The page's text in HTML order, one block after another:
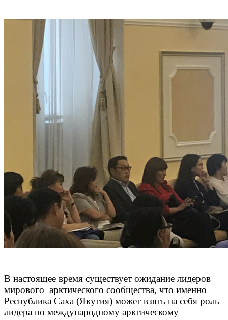
В настоящее время существует ожидание лидеров
мирового арктического сообщества, что именно
Республика Саха (Якутия) может взять на себя роль
лидера по международному арктическому